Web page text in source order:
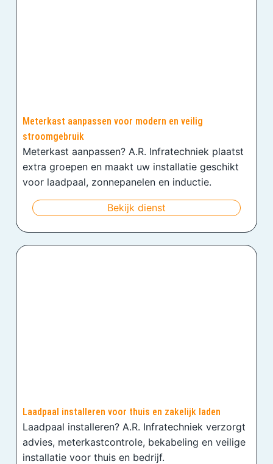
Meterkast aanpassen voor modern en veilig
stroomgebruik
Meterkast aanpassen? A.R. Infratechniek plaatst
extra groepen en maakt uw installatie geschikt
voor laadpaal, zonnepanelen en inductie.
Bekijk dienst
Laadpaal installeren voor thuis en zakelijk laden
Laadpaal installeren? A.R. Infratechniek verzorgt
advies, meterkastcontrole, bekabeling en veilige
installatie voor thuis en bedrijf.